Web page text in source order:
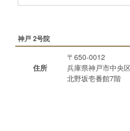
神戸 2号院
住所
〒650-0012
兵庫県神戸市中央
北野坂壱番館7階